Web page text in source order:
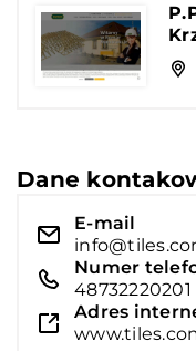
Dane
E-mail
Numer
48732220201
Adres